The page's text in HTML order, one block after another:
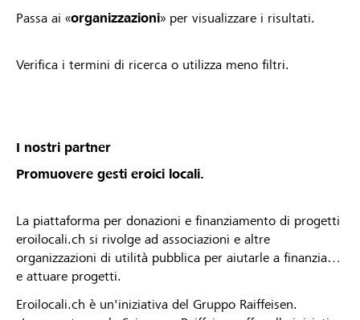
Passa ai «organizzazioni» per visualizzare i risultati.
Verifica i termini di ricerca o utilizza meno filtri.
I nostri partner
Promuovere gesti eroici locali.
La piattaforma per donazioni e finanziamento di progetti
eroilocali.ch si rivolge ad associazioni e altre
organizzazioni di utilità pubblica per aiutarle a finanziare
e attuare progetti.
Eroilocali.ch è un'iniziativa del Gruppo Raiffeisen.